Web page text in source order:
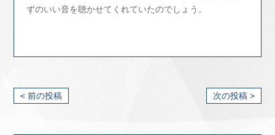
ずのいい音を聴かせてくれていたのでしょう。
次の投稿 >
< 前の投稿